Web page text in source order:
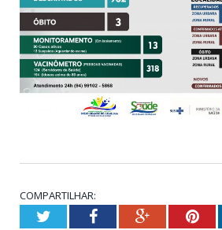
COMPARTILHAR:
TwitterFacebookGoogle+